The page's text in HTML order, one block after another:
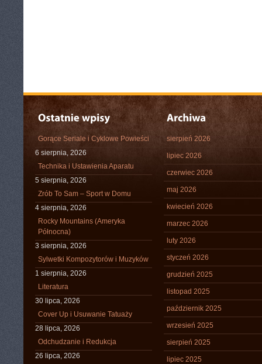
Gorące Seriale i Cyklowe Powieści
6 sierpnia, 2026
Technika i Ustawienia Aparatu
5 sierpnia, 2026
Zrób To Sam – Sport w Domu
4 sierpnia, 2026
Rocky Mountains (Ameryka
Północna)
3 sierpnia, 2026
Sylwetki Kompozytorów i Muzyków
1 sierpnia, 2026
Literatura
30 lipca, 2026
Cover Up i Usuwanie Tatuaży
28 lipca, 2026
Odchudzanie i Redukcja
26 lipca, 2026
sierpień 2026
lipiec 2026
czerwiec 2026
maj 2026
kwiecień 2026
marzec 2026
luty 2026
styczeń 2026
grudzień 2025
listopad 2025
październik 2025
wrzesień 2025
sierpień 2025
lipiec 2025